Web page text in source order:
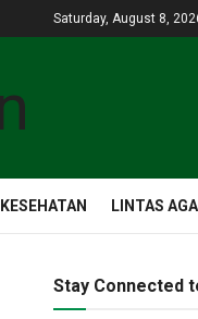
Saturday, August 8,
KESEHATAN LINTAS
Stay Connected